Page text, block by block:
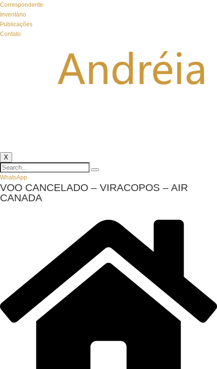
Correspondente
Inventário
Publicações
Contato
X
WhatsApp
VOO CANCELADO – VIRACOPOS – AIR
CANADA